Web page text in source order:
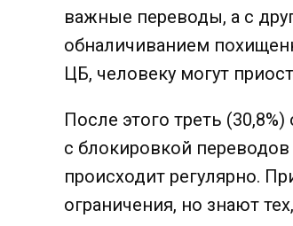
важные переводы, а с
обналичиванием
ЦБ, человеку могут
После этого треть
с блокировкой
происходит регулярно.
ограничения, но знают